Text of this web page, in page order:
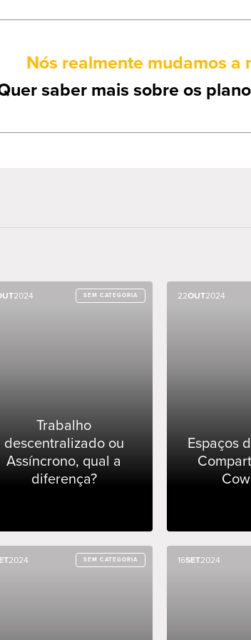
Nós realmente mudamos a
saber mais sobre os
2024 SEM CATEGORIA
Trabalho
descentralizado ou
Assíncrono, qual a
diferença?
2024 SEM CATEGORIA 22OUT2024
Espaços
22OUT2024
2024 SEM CATEGORIA
2024 SEM CATEGORIA 16SET2024
16SET2024